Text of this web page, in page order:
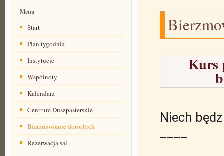
Menu
Start
Plan tygodnia
Instytucje
Wspólnoty
Kalendarz
Centrum Duszpasterskie
Bierzmowanie dorosłych
Rezerwacja sal
Kurs
Niech